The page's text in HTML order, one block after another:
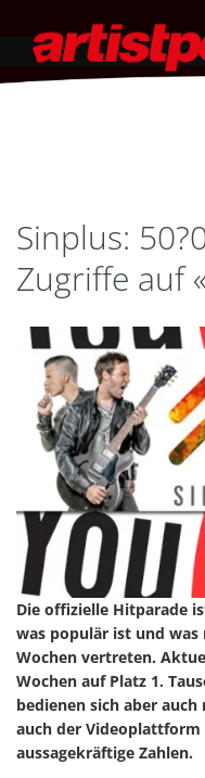
Sinplus:
Zugriffe auf
Die offizielle Hitparade
was populär ist und was
Wochen vertreten.
Wochen auf Platz 1.
bedienen sich aber
auch der Videoplattform
aussagekräftige Zahlen.